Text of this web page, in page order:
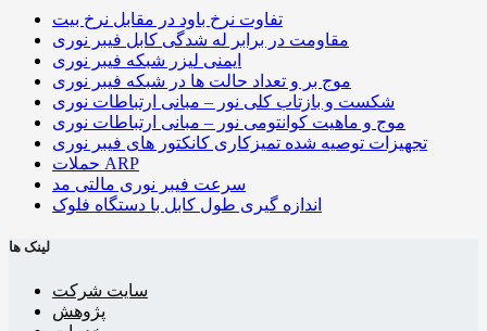
تفاوت نرخ باود در مقابل نرخ بیت
مقاومت در برابر له شدگی کابل فیبر نوری
ایمنی لیزر شبکه فیبر نوری
موج بر و تعداد حالت ها در شبکه فیبر نوری
شکست و بازتاب کلی نور – مبانی ارتباطات نوری
موج و ماهیت کوانتومی نور – مبانی ارتباطات نوری
تجهیزات توصیه شده تمیزکاری کانکتور های فیبر نوری
حملات ARP
سرعت فیبر نوری مالتی مد
اندازه گیری طول کابل با دستگاه فلوک
لینک ها
سایت شرکت
پژوهش